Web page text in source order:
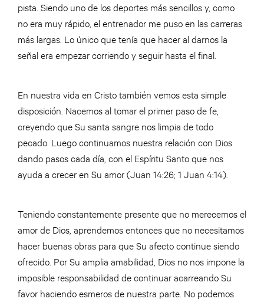
pista. Siendo uno de los deportes más sencillos y, como
no era muy rápido, el entrenador me puso en las carreras
más largas. Lo único que tenía que hacer al darnos la
señal era empezar corriendo y seguir hasta el final.
En nuestra vida en Cristo también vemos esta simple
disposición. Nacemos al tomar el primer paso de fe,
creyendo que Su santa sangre nos limpia de todo
pecado. Luego continuamos nuestra relación con Dios
dando pasos cada día, con el Espíritu Santo que nos
ayuda a crecer en Su amor (Juan 14:26; 1 Juan 4:14).
Teniendo constantemente presente que no merecemos el
amor de Dios, aprendemos entonces que no necesitamos
hacer buenas obras para que Su afecto continue siendo
ofrecido. Por Su amplia amabilidad, Dios no nos impone la
imposible responsabilidad de continuar acarreando Su
favor haciendo esmeros de nuestra parte. No podemos